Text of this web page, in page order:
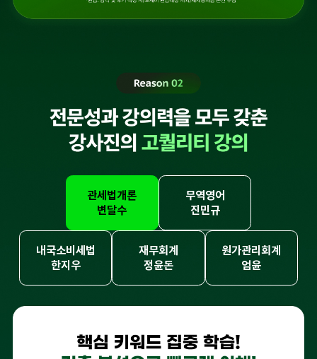
관세법개론
변달수
무역영어
진민규
내국소비세법
한지우
재무회계
정윤돈
원가관리회계
엄윤